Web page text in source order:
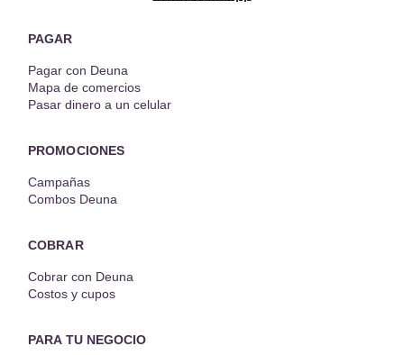
PAGAR
Pagar con Deuna
Mapa de comercios
Pasar dinero a un celular
PROMOCIONES
Campañas
Combos Deuna
COBRAR
Cobrar con Deuna
Costos y cupos
PARA TU NEGOCIO